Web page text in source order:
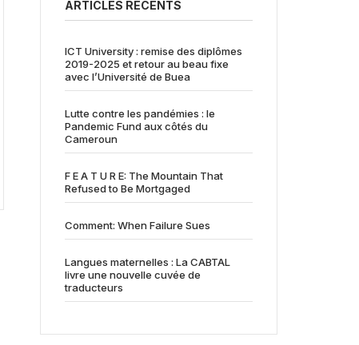
ARTICLES RÉCENTS
ICT University : remise des diplômes
2019-2025 et retour au beau fixe
avec l’Université de Buea
Lutte contre les pandémies : le
Pandemic Fund aux côtés du
Cameroun
F E A T U R E: The Mountain That
Refused to Be Mortgaged
Comment: When Failure Sues
Langues maternelles : La CABTAL
livre une nouvelle cuvée de
traducteurs